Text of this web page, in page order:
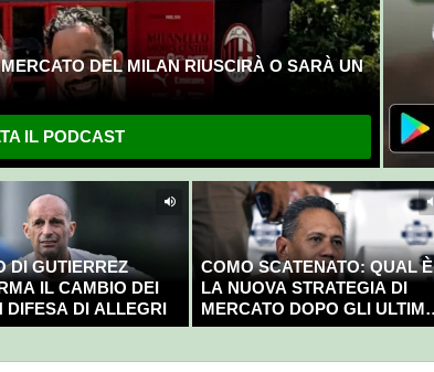
DEL MILAN RIUSCIRÀ O SARÀ UN
IL PODCAST
DI GUTIERREZ
IL CAMBIO DEI
DIFESA DI ALLEGRI
COMO SCATENATO: QUAL È
LA NUOVA STRATEGIA DI
MERCATO DOPO GLI ULTIMI
COLPI?